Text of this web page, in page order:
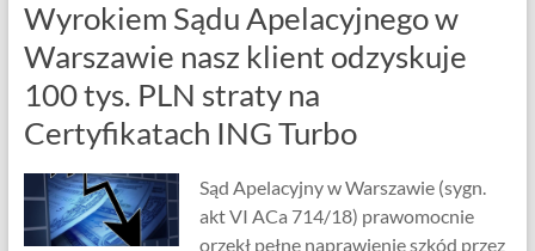
Wyrokiem Sądu Apelacyjnego w
Warszawie nasz klient odzyskuje
100 tys. PLN straty na
Certyfikatach ING Turbo
Sąd Apelacyjny w Warszawie (sygn.
akt VI ACa 714/18) prawomocnie
orzekł pełne naprawienie szkód przez